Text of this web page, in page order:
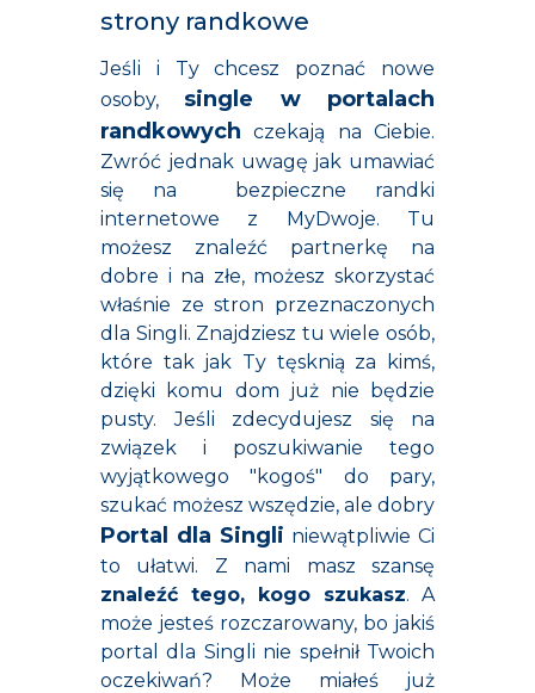
strony randkowe
Jeśli i Ty chcesz poznać nowe
osoby, single w portalach
randkowych czekają na Ciebie.
Zwróć jednak uwagę jak umawiać
się na bezpieczne randki
internetowe z MyDwoje. Tu
możesz znaleźć partnerkę na
dobre i na złe,możesz skorzystać
właśnie ze stron przeznaczonych
dla Singli. Znajdziesz tu wiele osób,
które tak jak Ty tęsknią za kimś,
dzięki komu dom już nie będzie
pusty. Jeśli zdecydujesz się na
związek i poszukiwanie tego
wyjątkowego "kogoś" do pary,
szukać możesz wszędzie, ale dobry
Portal dla Singli niewątpliwie Ci
to ułatwi. Z nami masz szansę
znaleźć tego, kogo szukasz. A
może jesteś rozczarowany, bo jakiś
portal dla Singli nie spełnił Twoich
oczekiwań? Może miałeś już